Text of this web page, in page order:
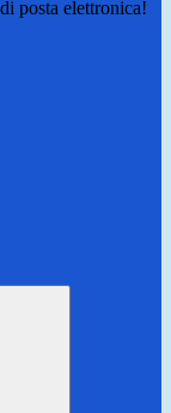
posta elettronica!